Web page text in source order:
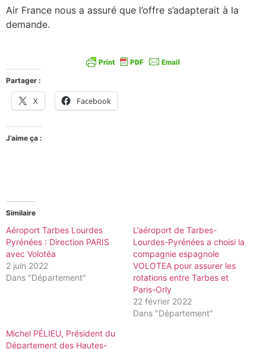
Air France nous a assuré que l’offre s’adapterait à la
demande.
Partager :
X Facebook
J’aime ça :
Similaire
Aéroport Tarbes Lourdes
Pyrénées : Direction PARIS
avec Volotéa
2 juin 2022
Dans "Département"
L’aéroport de Tarbes-
Lourdes-Pyrénées a choisi la
compagnie espagnole
VOLOTEA pour assurer les
rotations entre Tarbes et
Paris-Orly
22 février 2022
Dans "Département"
Michel PÉLIEU, Président du
Département des Hautes-